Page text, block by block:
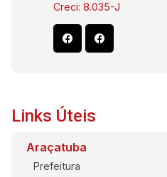
Creci: 8.035-J
Links Úteis
Araçatuba
Prefeitura